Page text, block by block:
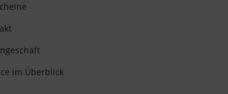
im Überblick